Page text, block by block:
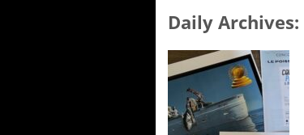
Daily Archives: